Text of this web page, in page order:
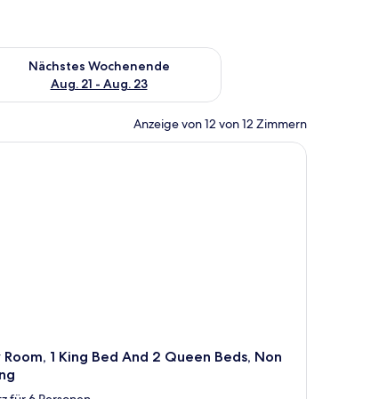
Aug. 14 - Aug. 16.
Nächstes Wochenende
Aug. 21 - Aug. 23
die Verfügbarkeit für nächstes Wochenende, Aug.
Anzeige von 12 von 12 Zimmern
Room, 1 King Bed And 2 Queen Beds, Non